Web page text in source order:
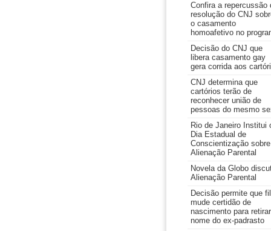
Confira a repercussão
resolução do CNJ
o casamento
homoafetivo no
Decisão do CNJ que
libera casamento gay
gera corrida aos
CNJ determina que
cartórios terão de
reconhecer união de
pessoas do mesmo
Rio de Janeiro Institui
Dia Estadual de
Conscientização sobre
Alienação Parental
Novela da Globo
Alienação Parental
Decisão permite que
mude certidão de
nascimento para retirar
nome do ex-padrasto